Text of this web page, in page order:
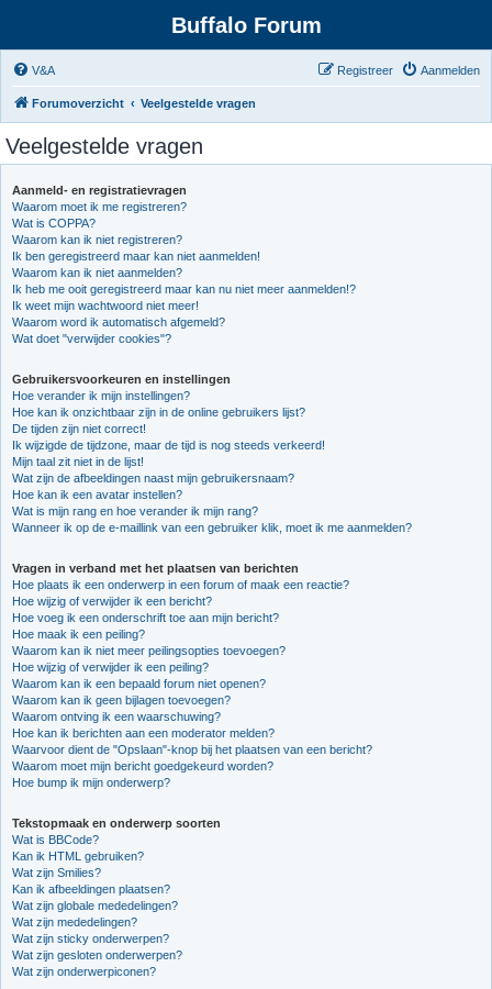
Buffalo Forum
V&A Aanmelden
Registreer
Forumoverzicht Veelgestelde vragen
Veelgestelde vragen
Aanmeld- en registratievragen
Waarom moet ik me registreren?
Wat is COPPA?
Waarom kan ik niet registreren?
Ik ben geregistreerd maar kan niet aanmelden!
Waarom kan ik niet aanmelden?
Ik heb me ooit geregistreerd maar kan nu niet meer aanmelden!?
Ik weet mijn wachtwoord niet meer!
Waarom word ik automatisch afgemeld?
Wat doet "verwijder cookies"?
Gebruikersvoorkeuren en instellingen
Hoe verander ik mijn instellingen?
Hoe kan ik onzichtbaar zijn in de online gebruikers lijst?
De tijden zijn niet correct!
Ik wijzigde de tijdzone, maar de tijd is nog steeds verkeerd!
Mijn taal zit niet in de lijst!
Wat zijn de afbeeldingen naast mijn gebruikersnaam?
Hoe kan ik een avatar instellen?
Wat is mijn rang en hoe verander ik mijn rang?
Wanneer ik op de e-maillink van een gebruiker klik, moet ik me aanmelden?
Vragen in verband met het plaatsen van berichten
Hoe plaats ik een onderwerp in een forum of maak een reactie?
Hoe wijzig of verwijder ik een bericht?
Hoe voeg ik een onderschrift toe aan mijn bericht?
Hoe maak ik een peiling?
Waarom kan ik niet meer peilingsopties toevoegen?
Hoe wijzig of verwijder ik een peiling?
Waarom kan ik een bepaald forum niet openen?
Waarom kan ik geen bijlagen toevoegen?
Waarom ontving ik een waarschuwing?
Hoe kan ik berichten aan een moderator melden?
Waarvoor dient de "Opslaan"-knop bij het plaatsen van een bericht?
Waarom moet mijn bericht goedgekeurd worden?
Hoe bump ik mijn onderwerp?
Tekstopmaak en onderwerp soorten
Wat is BBCode?
Kan ik HTML gebruiken?
Wat zijn Smilies?
Kan ik afbeeldingen plaatsen?
Wat zijn globale mededelingen?
Wat zijn mededelingen?
Wat zijn sticky onderwerpen?
Wat zijn gesloten onderwerpen?
Wat zijn onderwerpiconen?